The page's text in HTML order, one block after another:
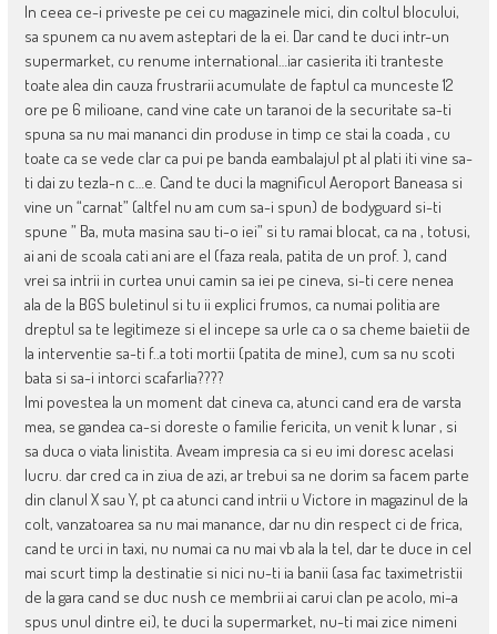
In ceea ce-i priveste pe cei cu magazinele mici, din coltul blocului,
sa spunem ca nu avem asteptari de la ei. Dar cand te duci intr-un
supermarket, cu renume international…iar casierita iti tranteste
toate alea din cauza frustrarii acumulate de faptul ca munceste 12
ore pe 6 milioane, cand vine cate un taranoi de la securitate sa-ti
spuna sa nu mai mananci din produse in timp ce stai la coada , cu
toate ca se vede clar ca pui pe banda eambalajul pt al plati iti vine sa-
ti dai zu tezla-n c…e. Cand te duci la magnificul Aeroport Baneasa si
vine un “carnat” (altfel nu am cum sa-i spun) de bodyguard si-ti
spune ” Ba, muta masina sau ti-o iei” si tu ramai blocat, ca na , totusi,
ai ani de scoala cati ani are el (faza reala, patita de un prof. ), cand
vrei sa intrii in curtea unui camin sa iei pe cineva, si-ti cere nenea
ala de la BGS buletinul si tu ii explici frumos, ca numai politia are
dreptul sa te legitimeze si el incepe sa urle ca o sa cheme baietii de
la interventie sa-ti f..a toti mortii (patita de mine), cum sa nu scoti
bata si sa-i intorci scafarlia????
Imi povestea la un moment dat cineva ca, atunci cand era de varsta
mea, se gandea ca-si doreste o familie fericita, un venit k lunar , si
sa duca o viata linistita. Aveam impresia ca si eu imi doresc acelasi
lucru. dar cred ca in ziua de azi, ar trebui sa ne dorim sa facem parte
din clanul X sau Y, pt ca atunci cand intrii u Victore in magazinul de la
colt, vanzatoarea sa nu mai manance, dar nu din respect ci de frica,
cand te urci in taxi, nu numai ca nu mai vb ala la tel, dar te duce in cel
mai scurt timp la destinatie si nici nu-ti ia banii (asa fac taximetristii
de la gara cand se duc nush ce membrii ai carui clan pe acolo, mi-a
spus unul dintre ei), te duci la supermarket, nu-ti mai zice nimeni